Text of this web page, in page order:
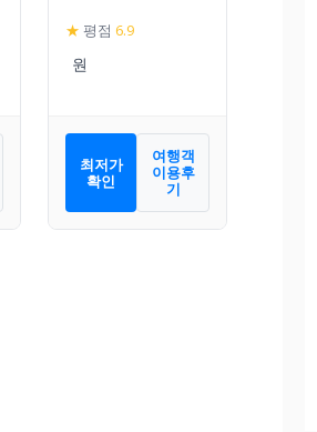
★ 평점 6.9
최저가
확인
여행객
이용후
기